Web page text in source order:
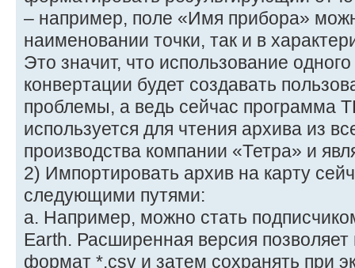
– например, поле «Имя прибора»
наименовании точки, так и в
Это значит, что использование
конвертации будет создавать
проблемы, а ведь сейчас программа
используется для чтения архива из
производства компании «Тетра» и
2) Импортировать архив на карту
следующими путями:
a. Например, можно стать
Earth. Расширенная версия
формат *.csv и затем сохранять при